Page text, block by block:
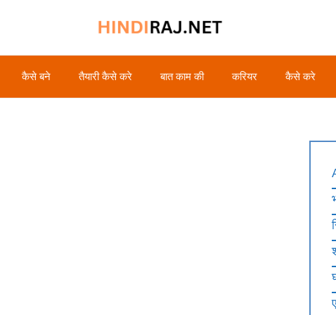
कैसे बने तैयारी कैसे करे बात काम की करियर कैसे करे